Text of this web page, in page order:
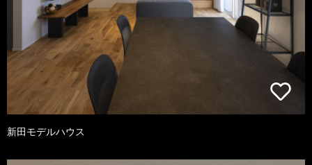
新田モデルハウス